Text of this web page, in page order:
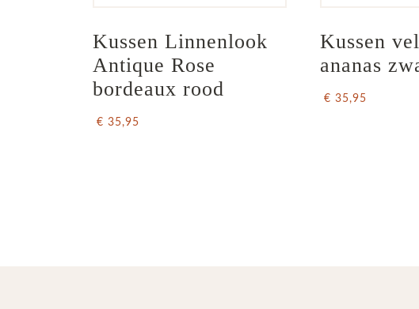
Kussen Linnenlook
Antique Rose
bordeaux rood
€ 35,95
Kussen
ananas
€ 35,95